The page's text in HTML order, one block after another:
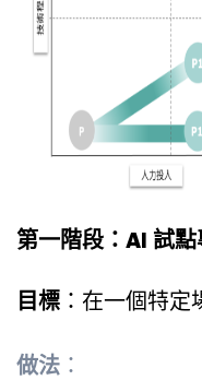
第一階段：AI 試點
目標 ：在一個特
做法 ：